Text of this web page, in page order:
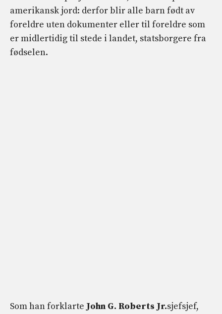
amerikansk jord: derfor blir alle barn født av
foreldre uten dokumenter eller til foreldre som
er midlertidig til stede i landet, statsborgere fra
fødselen.
Som han forklarte John G. Roberts Jr.sjefsjef,